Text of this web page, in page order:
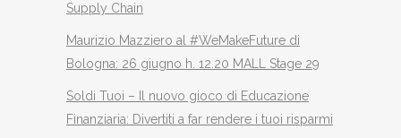
Supply Chain
Maurizio Mazziero al #WeMakeFuture di
Bologna: 26 giugno h. 12.20 MALL Stage 29
Soldi Tuoi – Il nuovo gioco di Educazione
Finanziaria: Divertiti a far rendere i tuoi risparmi